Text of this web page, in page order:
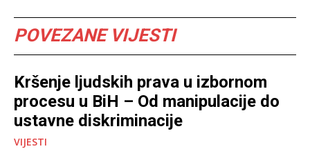
POVEZANE VIJESTI
Kršenje ljudskih prava u izbornom
procesu u BiH – Od manipulacije do
ustavne diskriminacije
VIJESTI